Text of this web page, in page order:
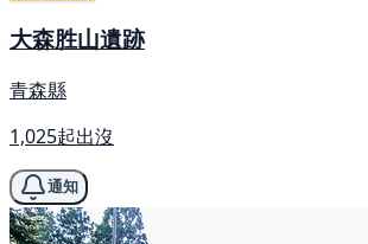
大森胜山遺跡
青森縣
1,025起出沒
通知